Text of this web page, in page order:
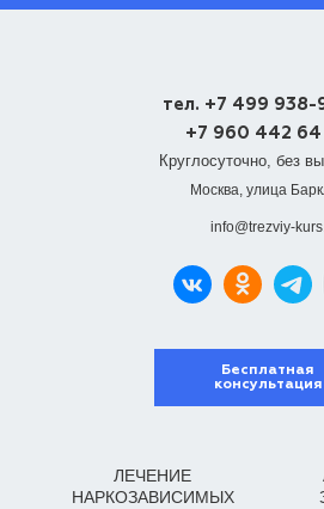
тел. +7 499 938-
+7 960 442 64
Круглосуточно, без
Москва, улица
info@trezviy-
Бесплатная
консультация
ЛЕЧЕНИЕ
НАРКОЗАВИСИМЫХ